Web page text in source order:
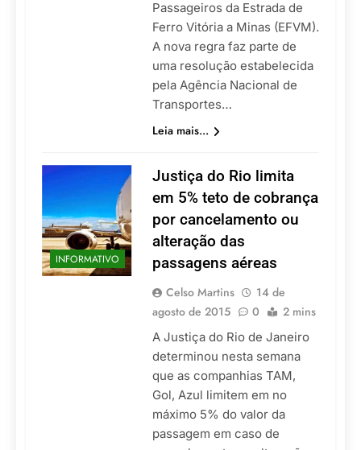
Passageiros da Estrada de
Ferro Vitória a Minas (EFVM).
A nova regra faz parte de
uma resolução estabelecida
pela Agência Nacional de
Transportes…
Leia mais...
INFORMATIVO
Justiça do Rio limita
em 5% teto de cobrança
por cancelamento ou
alteração das
passagens aéreas
Celso Martins
14 de
agosto de 2015
0 2 mins
A Justiça do Rio de Janeiro
determinou nesta semana
que as companhias TAM,
Gol, Azul limitem em no
máximo 5% do valor da
passagem em caso de